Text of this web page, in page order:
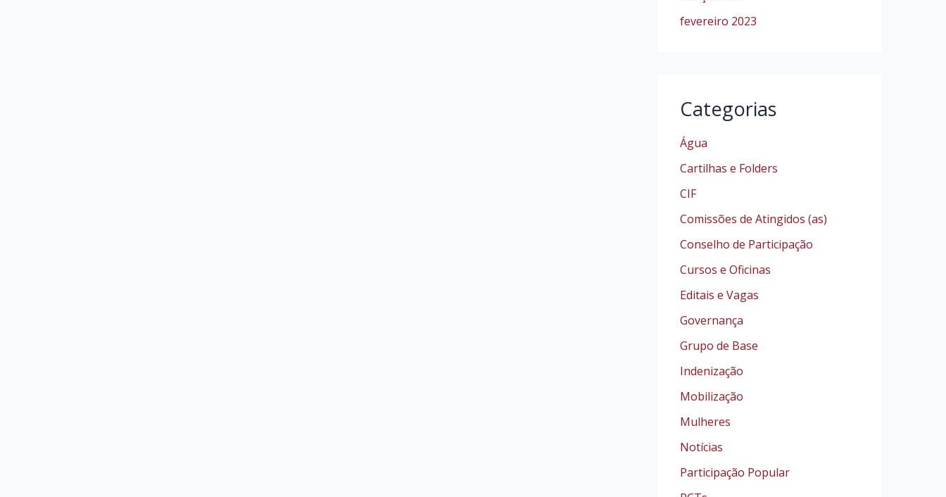
fevereiro 2023
Categorias
Água
Cartilhas e Folders
CIF
Comissões de Atingidos (as)
Conselho de Participação
Cursos e Oficinas
Editais e Vagas
Governança
Grupo de Base
Indenização
Mobilização
Mulheres
Notícias
Participação Popular